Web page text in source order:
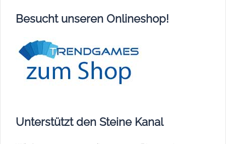
Besucht unseren Onlineshop!
Unterstützt den Steine Kanal